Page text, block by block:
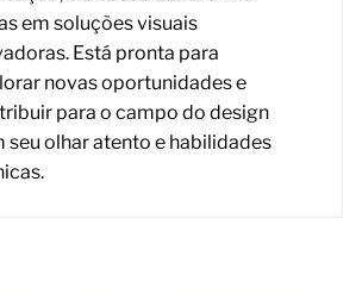
em soluções visuais
Está pronta para
novas oportunidades e
para o campo do design
seu olhar atento e habilidades